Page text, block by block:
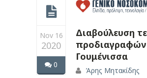
Nov 16
2020
0
Διαβούλευση
προδιαγραφών
Γουμένισσα
Άρης Μητακίδης